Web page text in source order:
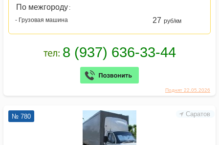
Поднят 22.05.2026
По межгороду :
- Грузовая машина
27 руб/км
Саратов
№ 780